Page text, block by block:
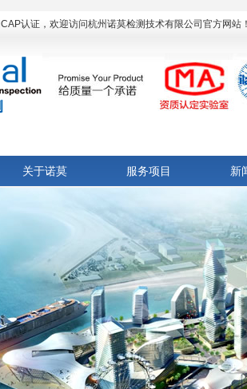
认证，欢迎访问杭州诺莫检测技术有限公司官方网站
关于诺莫 服务项目 新